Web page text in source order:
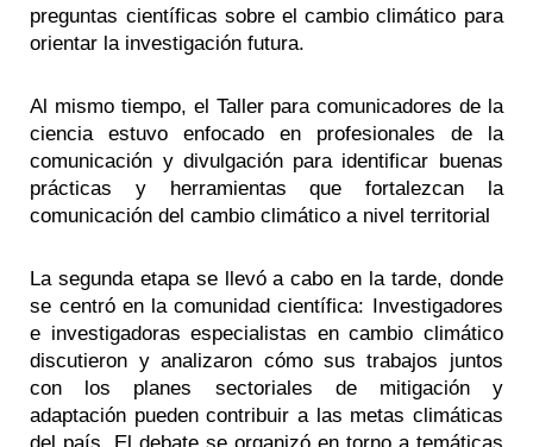
preguntas científicas sobre el cambio climático para
orientar la investigación futura.
Al mismo tiempo, el Taller para comunicadores de la
ciencia estuvo enfocado en profesionales de la
comunicación y divulgación para identificar buenas
prácticas y herramientas que fortalezcan la
comunicación del cambio climático a nivel territorial
La segunda etapa se llevó a cabo en la tarde, donde
se centró en la comunidad científica: Investigadores
e investigadoras especialistas en cambio climático
discutieron y analizaron cómo sus trabajos juntos
con los planes sectoriales de mitigación y
adaptación pueden contribuir a las metas climáticas